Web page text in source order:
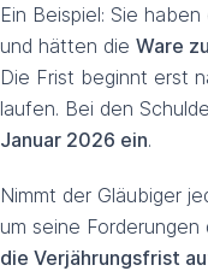
Ein Beispiel: Sie
und hätten die Ware
Die Frist beginnt erst
laufen. Bei den
Januar 2026 ein.
Nimmt der Gläubiger
um seine
die Verjährungsfrist